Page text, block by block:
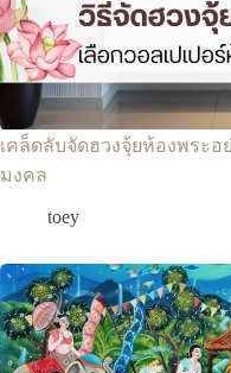
เคล็ดลับจัดฮวงจุ้ยห้องพระอ
มงคล
toey